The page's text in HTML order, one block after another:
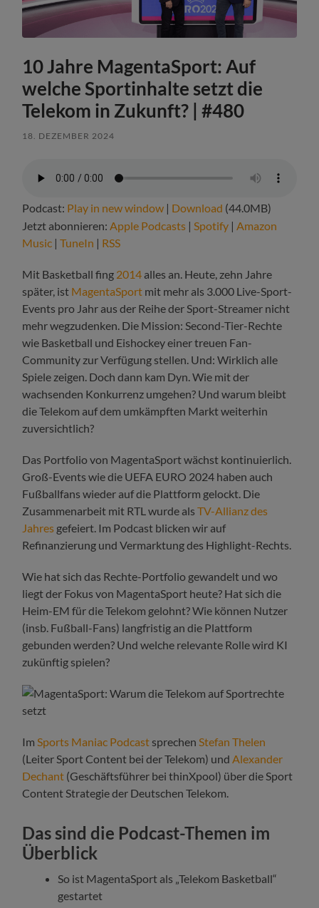
10 Jahre MagentaSport: Auf
welche Sportinhalte setzt die
Telekom in Zukunft? | #480
18. DEZEMBER 2024
Podcast: Play in new window | Download (44.0MB)
Jetzt abonnieren: Apple Podcasts | Spotify | Amazon
Music |TuneIn | RSS
Mit Basketball fing 2014 alles an. Heute, zehn Jahre
später, ist MagentaSport mit mehr als 3.000 Live-Sport-
Events pro Jahr aus der Reihe der Sport-Streamer nicht
mehr wegzudenken. Die Mission: Second-Tier-Rechte
wie Basketball und Eishockey einer treuen Fan-
Community zur Verfügung stellen. Und: Wirklich alle
Spiele zeigen. Doch dann kam Dyn. Wie mit der
wachsenden Konkurrenz umgehen? Und warum bleibt
die Telekom auf dem umkämpften Markt weiterhin
zuversichtlich?
Das Portfolio von MagentaSport wächst kontinuierlich.
Groß-Events wie die UEFA EURO 2024 haben auch
Fußballfans wieder auf die Plattform gelockt. Die
Zusammenarbeit mit RTL wurde alsTV-Allianz des
Jahres gefeiert. Im Podcast blicken wir auf
Refinanzierung und Vermarktung des Highlight-Rechts.
Wie hat sich das Rechte-Portfolio gewandelt und wo
liegt der Fokus von MagentaSport heute? Hat sich die
Heim-EM für die Telekom gelohnt? Wie können Nutzer
(insb. Fußball-Fans) langfristig an die Plattform
gebunden werden? Und welche relevante Rolle wird KI
zukünftig spielen?
Im Sports Maniac Podcast sprechen Stefan Thelen
(Leiter Sport Content bei der Telekom) und Alexander
Dechant (Geschäftsführer bei thinXpool) über die Sport
Content Strategie der Deutschen Telekom.
Das sind die Podcast-Themen im
Überblick
So ist MagentaSport als „Telekom Basketball“
gestartet